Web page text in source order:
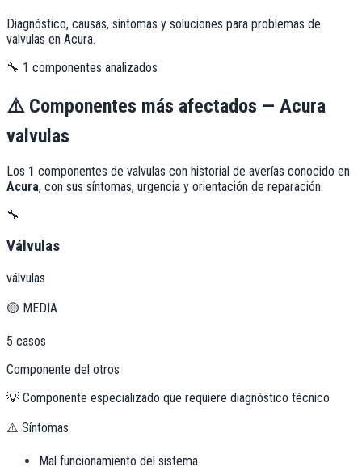
Diagnóstico, causas, síntomas y soluciones para problemas de
valvulas en Acura.
🔧 1 componentes analizados
⚠️Componentes más afectados — Acura
valvulas
Los 1 componentes de valvulas con historial de averías conocido en
Acura, con sus síntomas, urgencia y orientación de reparación.
🔧
Válvulas
válvulas
🟡 MEDIA
5 casos
Componente del otros
💡 Componente especializado que requiere diagnóstico técnico
⚠️ Síntomas
Mal funcionamiento del sistema